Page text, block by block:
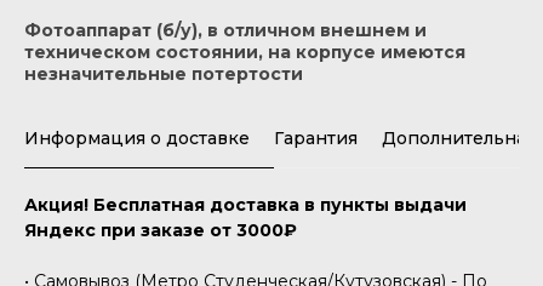
Фотоаппарат (б/у), в отличном внешнем и
техническом состоянии, на корпусе имеются
незначительные потертости
Информация о доставке Гарантия
Акция! Бесплатная доставка в пункты выдачи
Яндекс при заказе от 3000₽
• Самовывоз (Метро Студенческая/Кутузовская) - По